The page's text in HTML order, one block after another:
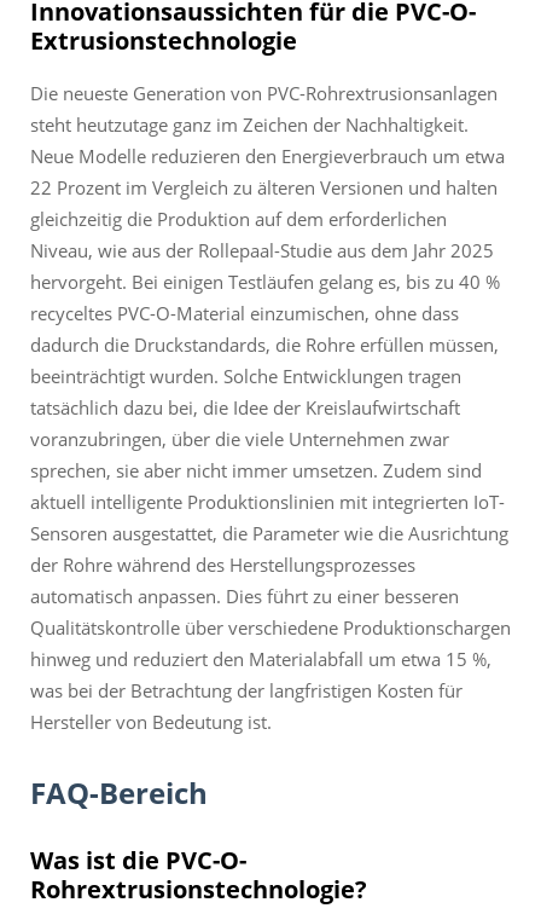
Innovationsaussichten für die PVC-O-
Extrusionstechnologie
Die neueste Generation von PVC-Rohrextrusionsanlagen
steht heutzutage ganz im Zeichen der Nachhaltigkeit.
Neue Modelle reduzieren den Energieverbrauch um etwa
22 Prozent im Vergleich zu älteren Versionen und halten
gleichzeitig die Produktion auf dem erforderlichen
Niveau, wie aus der Rollepaal-Studie aus dem Jahr 2025
hervorgeht. Bei einigen Testläufen gelang es, bis zu 40 %
recyceltes PVC-O-Material einzumischen, ohne dass
dadurch die Druckstandards, die Rohre erfüllen müssen,
beeinträchtigt wurden. Solche Entwicklungen tragen
tatsächlich dazu bei, die Idee der Kreislaufwirtschaft
voranzubringen, über die viele Unternehmen zwar
sprechen, sie aber nicht immer umsetzen. Zudem sind
aktuell intelligente Produktionslinien mit integrierten IoT-
Sensoren ausgestattet, die Parameter wie die Ausrichtung
der Rohre während des Herstellungsprozesses
automatisch anpassen. Dies führt zu einer besseren
Qualitätskontrolle über verschiedene Produktionschargen
hinweg und reduziert den Materialabfall um etwa 15 %,
was bei der Betrachtung der langfristigen Kosten für
Hersteller von Bedeutung ist.
FAQ-Bereich
Was ist die PVC-O-
Rohrextrusionstechnologie?